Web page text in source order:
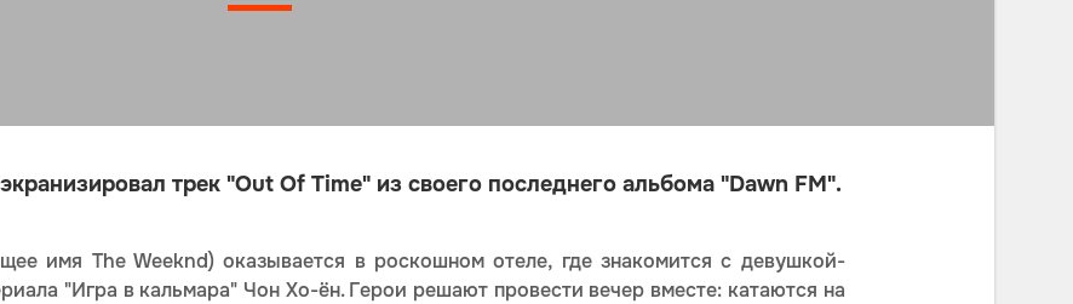
трек "Out Of Time" из своего последнего альбома "Dawn FM".
имя The Weeknd) оказывается в роскошном отеле, где знакомится с девушкой-
"Игра в кальмара" Чон Хо-ён. Герои решают провести вечер вместе: катаются на